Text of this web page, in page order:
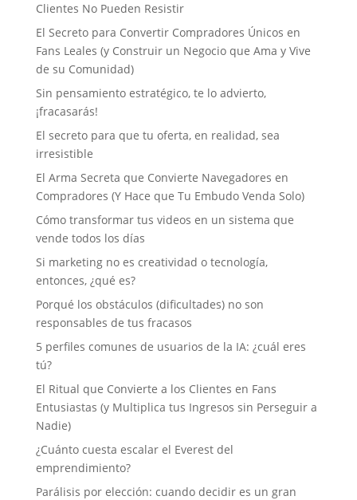
Clientes No Pueden Resistir
El Secreto para Convertir Compradores Únicos en
Fans Leales (y Construir un Negocio que Ama y Vive
de su Comunidad)
Sin pensamiento estratégico, te lo advierto,
¡fracasarás!
El secreto para que tu oferta, en realidad, sea
irresistible
El Arma Secreta que Convierte Navegadores en
Compradores (Y Hace que Tu Embudo Venda Solo)
Cómo transformar tus videos en un sistema que
vende todos los días
Si marketing no es creatividad o tecnología,
entonces, ¿qué es?
Porqué los obstáculos (dificultades) no son
responsables de tus fracasos
5 perfiles comunes de usuarios de la IA: ¿cuál eres
tú?
El Ritual que Convierte a los Clientes en Fans
Entusiastas (y Multiplica tus Ingresos sin Perseguir a
Nadie)
¿Cuánto cuesta escalar el Everest del
emprendimiento?
Parálisis por elección: cuando decidir es un gran